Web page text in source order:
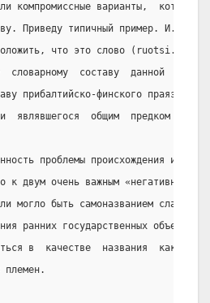
компромиссные варианты,
Приведу типичный пример. И.П.
что это слово (ruotsi. -
словарному  составу  данной
прибалтийско-финского праязыка,
являвшегося  общим  предком  всех
проблемы происхождения
к двум очень важным «негативным»
могло быть самоназванием славян;
ранних государственных
в  качестве  названия  какого-
племен.